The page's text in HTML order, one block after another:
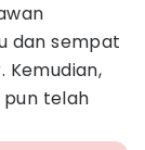
dan sempat
pun telah